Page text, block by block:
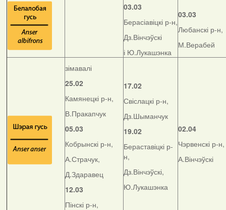
03.03
Берасіавіцкі р-н,
Дз.Вінчэўскі
і Ю.Лукашэнка
03.03
Любанскі р-н,
М.Верабей
зімавалі
25.02
Камянецкі р-н,
В.Пракапчук
05.03
Кобрынскі р-н,
А.Страчук,
Д.Здаравец
12.03
Пінскі р-н,
17.02
Свіслацкі р-н,
Дз.Шыманчук
19.02
Бераставіцкі р-
н,
Дз.Вінчэўскі,
Ю.Лукашэнка
02.04
Чэрвенскі р-н,
А.Вінчэўскі